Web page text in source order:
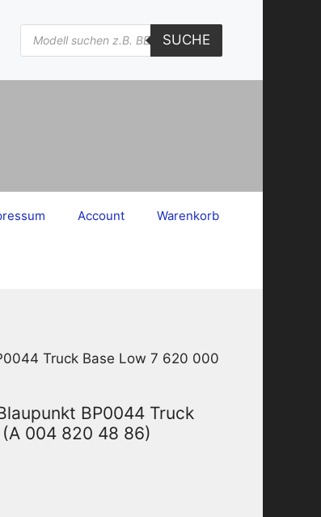
Products
search
SUCHE
Account Warenkorb
Truck Base Low 7 620 000
BP0044 Truck
004 820 48 86)